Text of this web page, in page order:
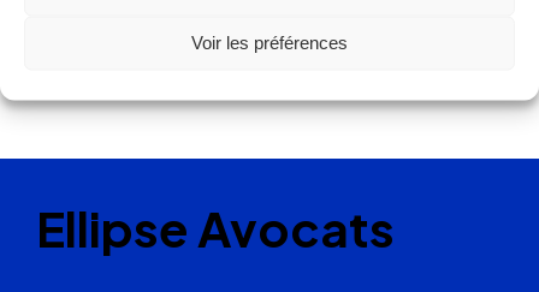
Voir les préférences
Ellipse Avocats